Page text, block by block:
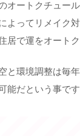
オートクチュー
よってリメイク
居で運をオート
と環境調整は毎
能だという事です